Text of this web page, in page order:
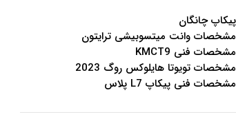
پیکاپ چانگان
مشخصات وانت میتسوبیشی ترایتون
مشخصات فنی KMCT9
مشخصات تویوتا هایلوکس روگ 2023
مشخصات فنی پیکاپ L7 پلاس